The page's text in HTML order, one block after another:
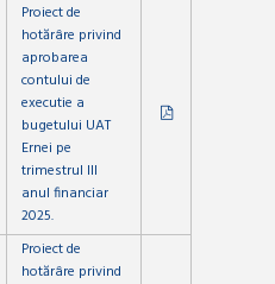
Proiect de
hotărâre privind
aprobarea
contului de
executie a
bugetului UAT
Ernei pe
trimestrul III
anul financiar
2025.
Proiect de
hotărâre privind